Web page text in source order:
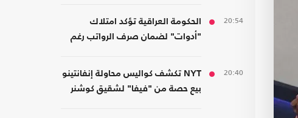
20:54
الحكومة العراقية تؤكد امتلاك
"أدوات" لضمان صرف الرواتب رغم
20:40
NYT تكشف كواليس محاولة إنفانتينو
بيع حصة من "فيفا" لشقيق كوشنر